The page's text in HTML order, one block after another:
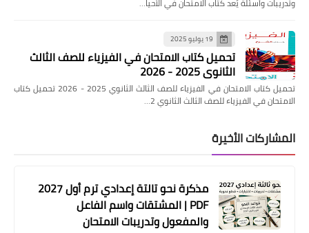
19 يوليو 2025
تحميل كتاب الامتحان في الفيزياء للصف الثالث
الثانوي 2025 - 2026
تحميل كتاب الامتحان في الفيزياء للصف الثالث الثانوي 2025 - 2026 تحميل كتاب
الامتحان في الفيزياء للصف الثالث الثانوي 2…
المشاركات الأخيرة
مذكرة نحو تالتة إعدادي ترم أول 2027
PDF | المشتقات واسم الفاعل
والمفعول وتدريبات الامتحان